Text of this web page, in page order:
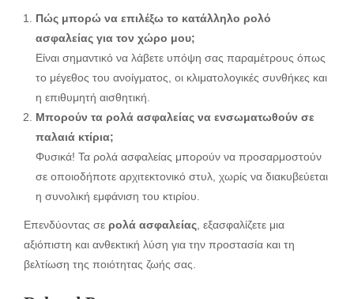
Πώς μπορώ να επιλέξω το κατάλληλο ρολό
ασφαλείας για τον χώρο μου;
Είναι σημαντικό να λάβετε υπόψη σας παραμέτρους όπως
το μέγεθος του ανοίγματος, οι κλιματολογικές συνθήκες και
η επιθυμητή αισθητική.
Μπορούν τα ρολά ασφαλείας να ενσωματωθούν σε
παλαιά κτίρια;
Φυσικά! Τα ρολά ασφαλείας μπορούν να προσαρμοστούν
σε οποιοδήποτε αρχιτεκτονικό στυλ, χωρίς να διακυβεύεται
η συνολική εμφάνιση του κτιρίου.
Επενδύοντας σε ρολά ασφαλείας , εξασφαλίζετε μια
αξιόπιστη και ανθεκτική λύση για την προστασία και τη
βελτίωση της ποιότητας ζωής σας.